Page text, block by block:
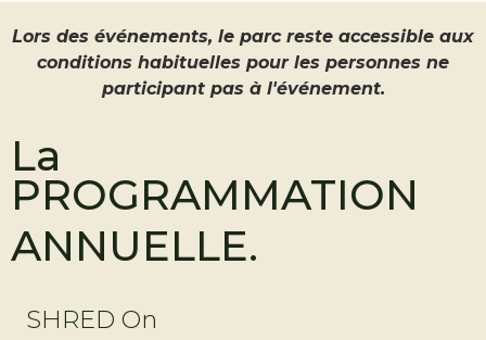
Lors des événements, le parc reste accessible aux
conditions habituelles pour les personnes ne
participant pas à l'événement.
La
PROGRAMMATION
ANNUELLE.
SHRED On